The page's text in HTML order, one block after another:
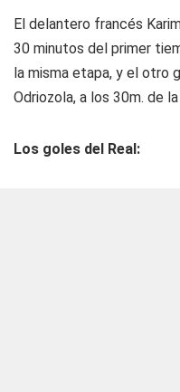
El delantero francés
30 minutos del primer
la misma etapa, y el otro
Odriozola, a los 30m. de
Los goles del Real: